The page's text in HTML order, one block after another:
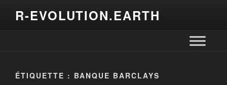
R-EVOLUTION.EARTH
ÉTIQUETTE : BANQUE BARCLAYS